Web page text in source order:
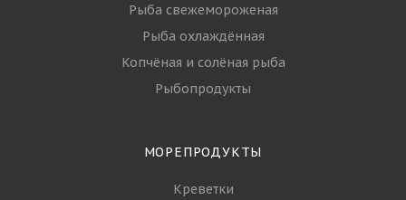
Рыба свежемороженая
Рыба охлаждённая
Копчёная и солёная рыба
Рыбопродукты
МОРЕПРОДУКТЫ
Креветки